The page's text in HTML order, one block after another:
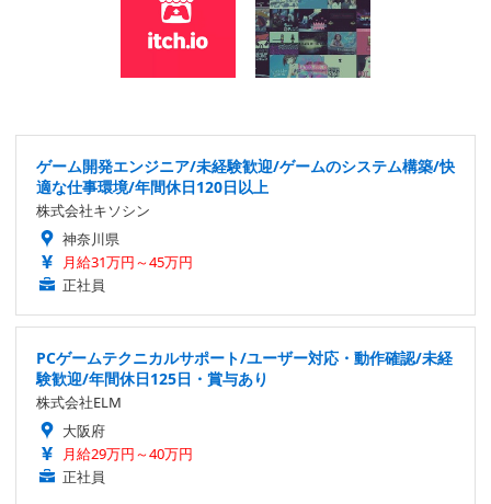
ゲーム開発エンジニア/未経験歓迎/ゲームのシステム構築/快
適な仕事環境/年間休日120日以上
株式会社キソシン
神奈川県
月給31万円～45万円
正社員
PCゲームテクニカルサポート/ユーザー対応・動作確認/未経
験歓迎/年間休日125日・賞与あり
株式会社ELM
大阪府
月給29万円～40万円
正社員